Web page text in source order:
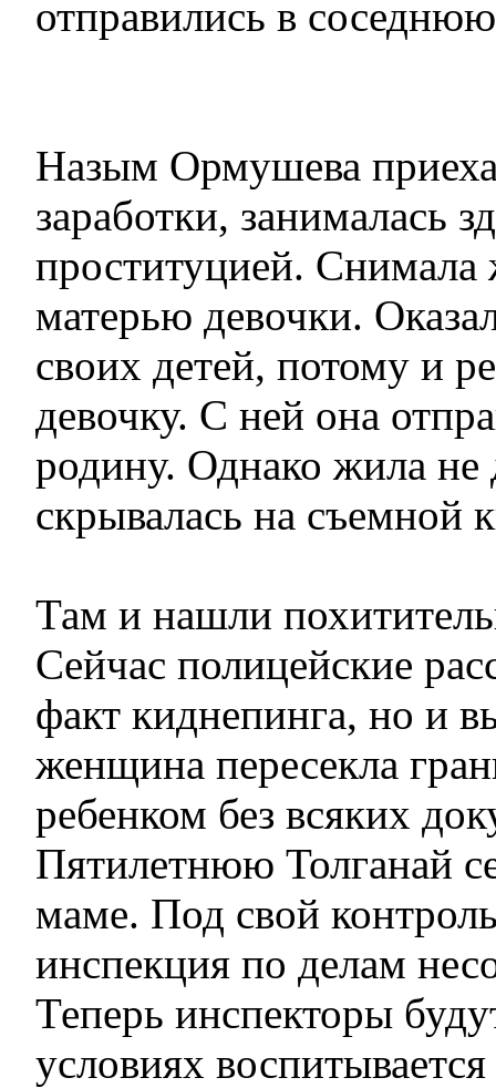
отправились в
Назым Ормушева
заработки, занималась
проституцией. Снимала
матерью девочки.
своих детей, потому и
девочку. С ней она
родину. Однако жила не
скрывалась на съемной
Там и нашли
Сейчас полицейские
факт киднепинга, но и
женщина пересекла
ребенком без всяких
Пятилетнюю Толганай
маме. Под свой
инспекция по делам
Теперь инспекторы
условиях